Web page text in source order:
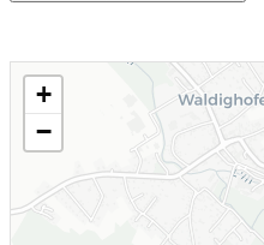
CARTE INTERACTIVE
+
−